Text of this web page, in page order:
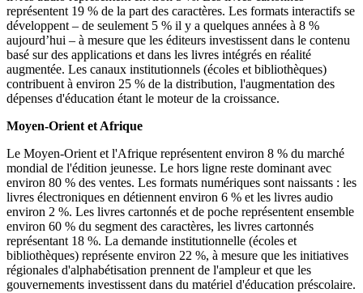
représentent 19 % de la part des caractères. Les formats interactifs se
développent – ​​de seulement 5 % il y a quelques années à 8 %
aujourd’hui – à mesure que les éditeurs investissent dans le contenu
basé sur des applications et dans les livres intégrés en réalité
augmentée. Les canaux institutionnels (écoles et bibliothèques)
contribuent à environ 25 % de la distribution, l'augmentation des
dépenses d'éducation étant le moteur de la croissance.
Moyen-Orient et Afrique
Le Moyen-Orient et l'Afrique représentent environ 8 % du marché
mondial de l'édition jeunesse. Le hors ligne reste dominant avec
environ 80 % des ventes. Les formats numériques sont naissants : les
livres électroniques en détiennent environ 6 % et les livres audio
environ 2 %. Les livres cartonnés et de poche représentent ensemble
environ 60 % du segment des caractères, les livres cartonnés
représentant 18 %. La demande institutionnelle (écoles et
bibliothèques) représente environ 22 %, à mesure que les initiatives
régionales d'alphabétisation prennent de l'ampleur et que les
gouvernements investissent dans du matériel d'éducation préscolaire.